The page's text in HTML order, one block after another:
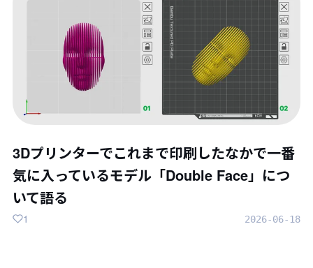
3Dプリンターでこれまで印刷したなかで一番
気に入っているモデル「Double Face」につ
いて語る
2026-06-18
1